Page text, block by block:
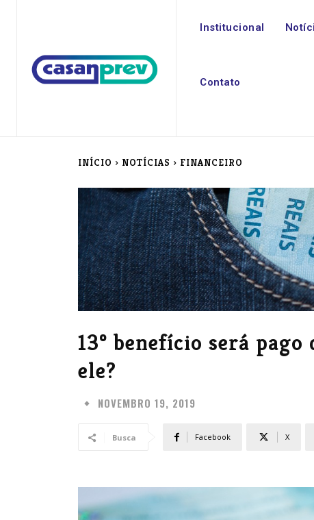
Institucional
Contato
INÍCIO NOTÍCIAS FINANCEIRO
13º benefício será
ele?
NOVEMBRO 19, 2019
Busca Facebook X